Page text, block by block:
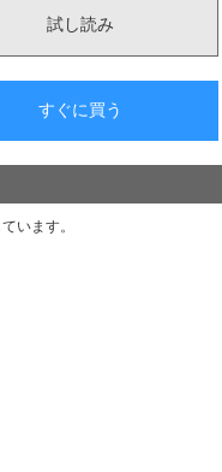
試し読み
すぐに買う
います。